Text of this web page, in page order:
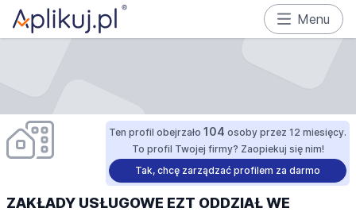
Menu
Ten profil obejrzało 104 osoby przez 12 miesięcy.
To profil Twojej firmy? Zaopiekuj się nim!
Tak, chcę zarządzać profilem za darmo
ZAKŁADY USŁUGOWE EZT ODDZIAŁ WE